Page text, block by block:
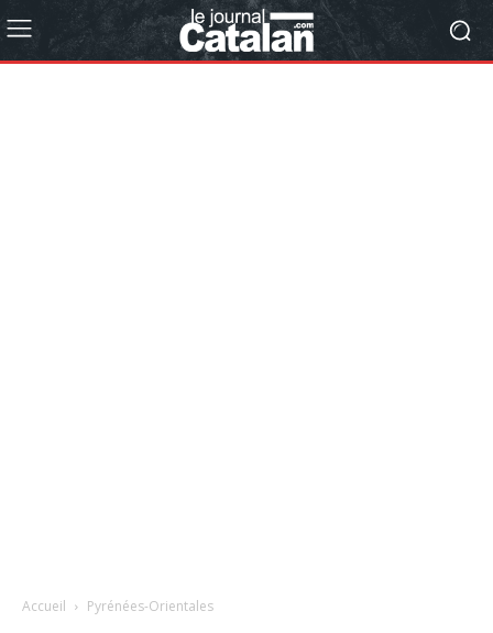
Accueil Pyrénées-Orientales